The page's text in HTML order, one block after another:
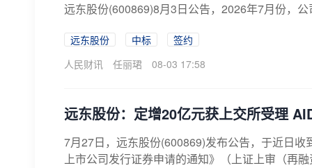
远东股份(600869)8月3日公告，2026年7月份，
远东股份 中标
签约
人民财讯
任丽珺 08-03 17:58
远东股份：定增20亿元获上交所受理
7月27日，远东股份(600869)发布公告，于近日
上市公司发行证券申请的通知》（上证上审（再